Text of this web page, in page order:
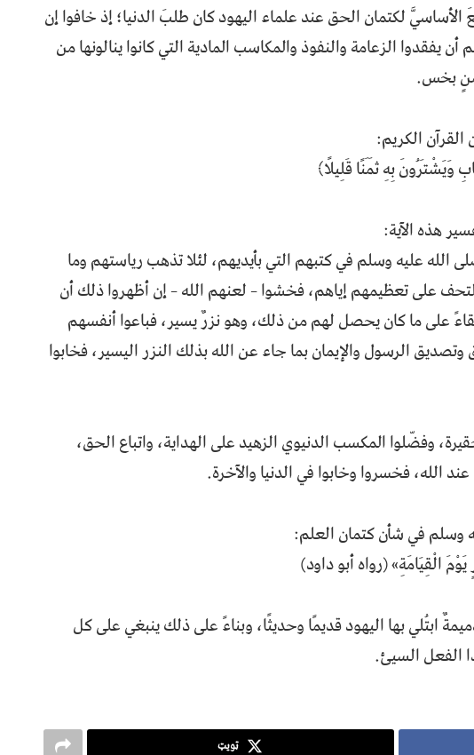
لكتمان الحق عند علماء اليهود كان طلبَ الدنيا؛ إذ خافوا إن
يفقدوا الزعامة والنفوذ والمكاسب المادية التي كانوا ينالونها من
بخس.
الكريم:
وَيَشْتَرُونَ بِهِ ثَمَنًا قَلِيلًا﴾
هذه الآية:
عليه وسلم في كتبهم التي بأيديهم، لئلا تذهب رياستهم وما
على تعظيمهم إياهم، فخشوا – لعنهم الله – إن أظهروا ذلك أن
على ما كان يحصل لهم من ذلك، وهو نزرٌ يسير، فباعوا أنفسهم
الرسول والإيمان بما جاء عن الله بذلك النزر اليسير، فخابوا
وفضّلوا المكسب الدنيوي الزهيد على الهداية، واتباع الحق،
الله، فخسروا وخابوا في الدنيا والآخرة.
وسلم في شأن كتمان العلم:
الْقِيَامَةِ» (رواه أبو داود)
ابتُلي بها اليهود قديمًا وحديثًا، وبناءً على ذلك ينبغي على كل
الفعل السيئ.
ټویټ